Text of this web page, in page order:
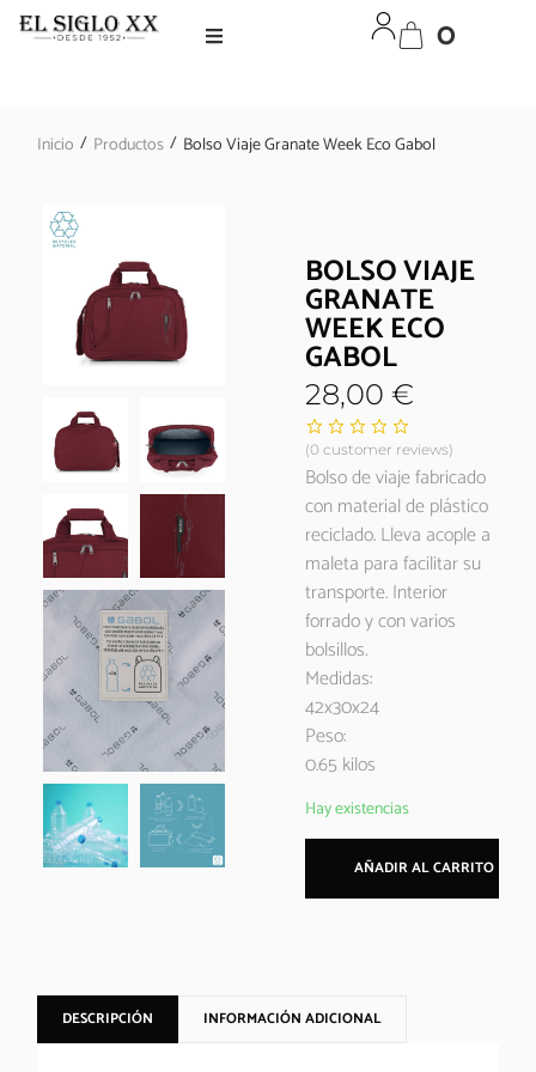
0
Inicio / Productos / Bolso Viaje Granate Week Eco Gabol
BOLSO VIAJE
GRANATE
WEEK ECO
GABOL
28,00€
(0 customer reviews)
Bolso de viaje fabricado
con material de plástico
reciclado. Lleva acople a
maleta para facilitar su
transporte. Interior
forrado y con varios
bolsillos.
Medidas:
42x30x24
Peso:
0.65 kilos
Hay existencias
AÑADIR AL CARRITO
DESCRIPCIÓN INFORMACIÓN ADICIONAL